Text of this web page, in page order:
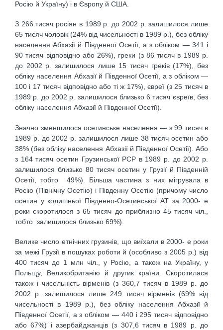
Росію й Україну) і в Європу й США.
З 266 тисяч росіян в 1989 р. до 2002 р. залишилося лише
65 тисяч чоловік (24% від чисельності в 1989 р.), без обліку
населення Абхазії й Південної Осетії, а з обліком — 341 і
90 тисяч відповідно або 26%), греки (з 86 тисяч в 1989 р.
до 2002 р. залишилося лише 15 тисяч греків (17%), без
обліку населення Абхазії й Південної Осетії, а з обліком —
100 і 17 тисяч відповідно або ті ж 17%), євреї (з 25 тисяч в
1989 р. до 2002 р. залишилося близько 6 тисяч євреїв, без
обліку населення Абхазії й Південної Осетії).
Значно зменшилося осетинське населення — з 99 тисяч в
1989 р. до 2002 р. залишилося лише 38 тисяч осетин або
38% (без обліку населення Абхазії й Південної Осетії). Або
з 164 тисяч осетин Грузинської РСР в 1989 р. до 2002 р.
залишилося близько 80 тисяч осетин у Грузії й Південній
Осетії, тобто 49%). Більша частина з них мігрувала в
Росію (Північну Осетію) і Південну Осетію (причому число
осетин у колишньої Південно-Осетинської АТ за 2000- е
роки скоротилося з 65 тисяч до приблизно 45 тисяч чіл.,
тобто залишилося близько 69%).
Велике число етнічних грузинів, що виїхали в 2000- е роки
за межі Грузії в пошуках роботи й (особливо з 2005 р.) від
400 тисяч до 1 млн чіл., у Росію, а також на Україну, у
Польщу, Великобританію й другик країни. Скоротилася
також і чисельність вірменів (з 360,7 тисяч в 1989 р. до
2002 р. залишилося лише 249 тисяч вірменів (69% від
чисельності в 1989 р.), без обліку населення Абхазії й
Південної Осетії, а з обліком — 440 і 295 тисяч відповідно
або 67%) і азербайджанців (з 307,6 тисяч в 1989 р. до